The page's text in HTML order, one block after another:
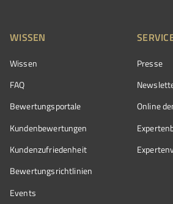
WISSEN
Wissen
FAQ
Bewertungsportale
Kundenbewertungen
Kundenzufriedenheit
Bewertungs­richtlinien
Events
Presse
Online